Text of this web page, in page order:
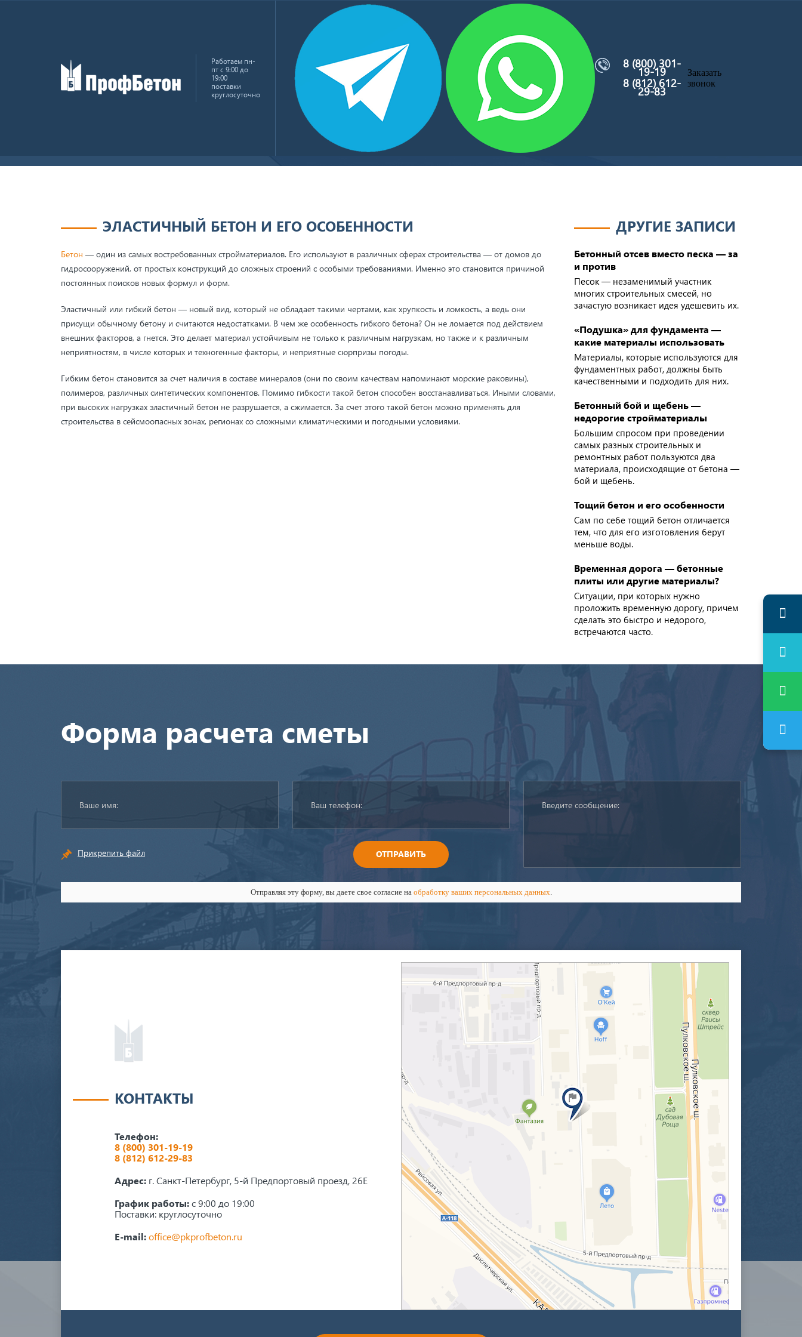
Работаем пн-
пт с 9:00 до
19:00
поставки
круглосуточно
8 (800) 301-
19-19
8 (812) 612-
29-83
Заказать
звонок
БЕТОН ТОВАРНЫЙ КЛИЕНТЫ И ПАРТНЕРЫ КОНТАКТЫ
ЭЛАСТИЧНЫЙ БЕТОН И ЕГО ОСОБЕННОСТИ
Бетон — один из самых востребованных стройматериалов. Его используют в различных сферах строительства — от домов до
гидросооружений, от простых конструкций до сложных строений с особыми требованиями. Именно это становится причиной
постоянных поисков новых формул и форм.
Эластичный или гибкий бетон — новый вид, который не обладает такими чертами, как хрупкость и ломкость, а ведь они
присущи обычному бетону и считаются недостатками. В чем же особенность гибкого бетона? Он не ломается под действием
внешних факторов, а гнется. Это делает материал устойчивым не только к различным нагрузкам, но также и к различным
неприятностям, в числе которых и техногенные факторы, и неприятные сюрпризы погоды.
Гибким бетон становится за счет наличия в составе минералов (они по своим качествам напоминают морские раковины),
полимеров, различных синтетических компонентов. Помимо гибкости такой бетон способен восстанавливаться. Иными словами,
при высоких нагрузках эластичный бетон не разрушается, а сжимается. За счет этого такой бетон можно применять для
строительства в сейсмоопасных зонах, регионах со сложными климатическими и погодными условиями.
ДРУГИЕ ЗАПИСИ
Бетонный отсев вместо песка — за
и против
Песок — незаменимый участник
многих строительных смесей, но
зачастую возникает идея удешевить их.
«Подушка» для фундамента —
какие материалы использовать
Материалы, которые используются для
фундаментных работ, должны быть
качественными и подходить для них.
Бетонный бой и щебень —
недорогие стройматериалы
Большим спросом при проведении
самых разных строительных и
ремонтных работ пользуются два
материала, происходящие от бетона —
бой и щебень.
Тощий бетон и его особенности
Сам по себе тощий бетон отличается
тем, что для его изготовления берут
меньше воды.
Временная дорога — бетонные
плиты или другие материалы?
Ситуации, при которых нужно
проложить временную дорогу, причем
сделать это быстро и недорого,
встречаются часто.
Форма расчета сметы
Прикрепить файл ОТПРАВИТЬ
Отправляя эту форму, вы даете свое согласие на обработку ваших персональных данных.
КОНТАКТЫ
Телефон:
8 (800) 301-19-19
8 (812) 612-29-83
Адрес: г. Санкт-Петербург, 5-й Предпортовый проезд, 26Е
График работы:с 9:00 до 19:00
Поставки: круглосуточно
E-mail:office@pkprofbeton.ru